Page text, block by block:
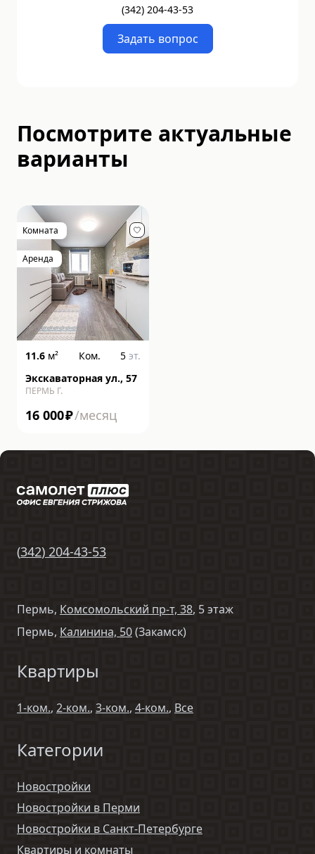
(342) 204-43-53
Задать вопрос
Посмотрите актуальные
варианты
Комната
Аренда
11.6 м² Ком. 5 эт.
Экскаваторная ул., 57
ПЕРМЬ Г.
16 000₽/месяц
(342) 204-43-53
Пермь, Комсомольский пр-т, 38, 5 этаж
Пермь, Калинина, 50(Закамск)
Квартиры
1-ком., 2-ком., 3-ком., 4-ком., Все
Категории
Новостройки
Новостройки в Перми
Новостройки в Санкт-Петербурге
Квартиры и комнаты